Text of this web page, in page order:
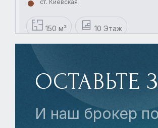
ст. Киевская
150 м² 10 Этаж
ОСТАВЬТЕ
И наш брокер